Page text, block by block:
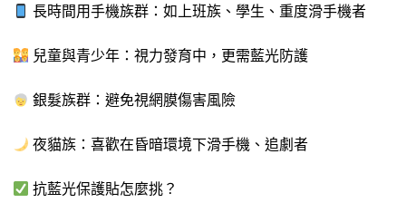
長時間用手機族群：如上班族、學生、重度滑手機者
兒童與青少年：視力發育中，更需藍光防護
銀髮族群：避免視網膜傷害風險
夜貓族：喜歡在昏暗環境下滑手機、追劇者
抗藍光保護貼怎麼挑？